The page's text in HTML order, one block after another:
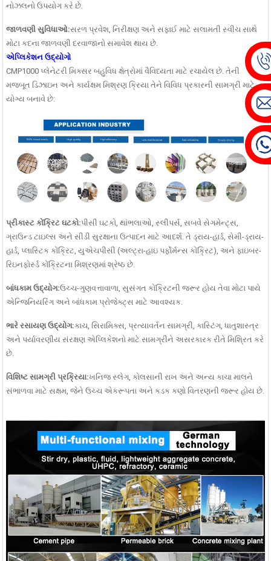
નોઝલનો ઉપયોગ કરે છે.
જાળવણી સુવિધાઓ:સરળ પ્રવેશ, નિરીક્ષણ અને સફાઈ માટે સલામતી સ્વીચ સાથે
મોટા કદના જાળવણી દરવાજાનો સમાવેશ થાય છે.
એપ્લિકેશન ઉદ્યોગો
CMP1000 પ્લેનેટરી મિક્સર બહુવિધ ક્ષેત્રોમાં વૈવિધ્યતા માટે રચાયેલ છે. તેની
મજબૂત ડિઝાઇન અને કાર્યક્ષમ મિશ્રણ ક્રિયા તેને વિવિધ પ્રકારની સામગ્રી માટે
યોગ્ય બનાવે છે:
પ્રીકાસ્ટ કોંક્રિટ ઘટકો:પીસી ઘટકો, થાંભલાઓ, સ્લીપર્સ, સબવે સેગમેન્ટ્સ,
ગ્રાઉન્ડ ટાઇલ્સ અને સીડી સુરક્ષાના ઉત્પાદન માટે આદર્શ. તે ડ્રાય-હાર્ડ, સેમી-ડ્રાય-
હાર્ડ, પ્લાસ્ટિક કોંક્રિટ, યુએચપીસી (અલ્ટ્રા-હાઇ પર્ફોર્મન્સ કોંક્રિટ), અને ફાઇબર-
રિઇનફોર્સ્ડ કોંક્રિટના મિશ્રણમાં શ્રેષ્ઠ છે.
બાંધકામ ઉદ્યોગ:ઉચ્ચ-ગુણવત્તાવાળા, સુસંગત કોંક્રિટની જરૂર હોય તેવા મોટા પાયે
એન્જિનિયરિંગ અને બાંધકામ પ્રોજેક્ટ્સ માટે આવશ્યક.
ભારે રસાયણ ઉદ્યોગ:કાચ, સિરામિક્સ, પ્રત્યાવર્તન સામગ્રી, કાસ્ટિંગ, ધાતુશાસ્ત્ર
અને પર્યાવરણીય સંરક્ષણ એપ્લિકેશનો માટે સામગ્રીને અસરકારક રીતે મિશ્રિત કરે
છે.
વિશિષ્ટ સામગ્રી પ્રક્રિયા:ખનિજ સ્લેગ, કોલસાની રાખ અને અન્ય કાચા માલને
સંભાળવા માટે સક્ષમ, જેને ઉચ્ચ એકરૂપતા અને કડક કણો વિતરણની જરૂર હોય છે.